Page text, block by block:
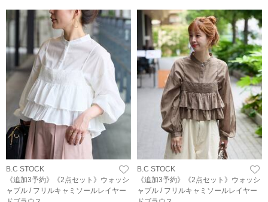
B.C STOCK
《追加3予約》《2点セット》ウォッシ
ャブル / フリルキャミソールレイヤー
B.C STOCK
《追加3予約》《2点セット》ウォッシ
ャブル / フリルキャミソールレイヤー